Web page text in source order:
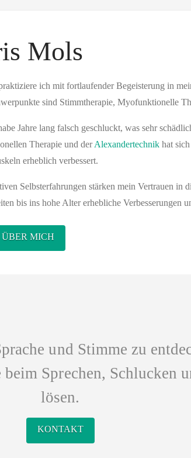
Mols
ich mit fortlaufender Begeisterung in
sind Stimmtherapie, Myofunktionelle
Jahre lang falsch geschluckt, was sehr
Therapie und derAlexandertechnikhat sich
erheblich verbessert.
Selbsterfahrungen stärken mein Vertrauen in
bis ins hohe Alter erhebliche Verbesserungen
MICH
und Stimme zu
Sprechen, Schlucken
lösen.
KONTAKT